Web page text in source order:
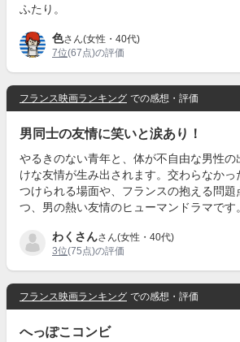
ふたり。
色さん(女性・40代)
7位(67点)の評価
フランス映画ランキング での感想・評価
男同士の友情に笑いと涙あり！
やるきのない青年と、体が不自由な男性
けな友情が生み出されます。交わらなか
つけられる場面や、フランスの抱える問題
つ、男の熱い友情のヒューマンドラマです。
わくさんさん(女性・40代)
3位(75点)の評価
フランス映画ランキング での感想・評価
へっぽこコンビ